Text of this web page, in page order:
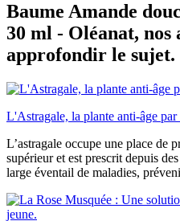
Baume Amande
30 ml - Oléanat,
approfondir le sujet.
L'Astragale, la plante anti-âge par
L’astragale occupe une place de
supérieur et est prescrit depuis
large éventail de maladies,